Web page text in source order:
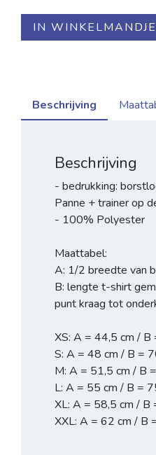
IN WINKELMANDJE
Beschrijving
Beschrijving
- bedrukking:
Panne + trainer op
- 100% Polyester
Maattabel:
A: 1/2 breedte van
B: lengte t-shirt
punt kraag tot
XS: A = 44,5 cm / B
S: A = 48 cm / B =
M: A = 51,5 cm / B
L: A = 55 cm / B =
XL: A = 58,5 cm / B
XXL: A = 62 cm / B